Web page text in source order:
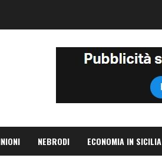
NEBRODI ECONOMIA IN SICILIA